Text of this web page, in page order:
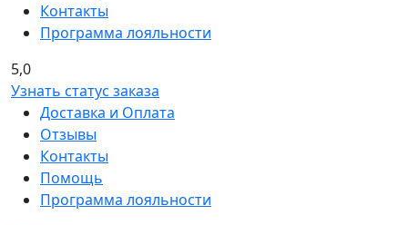
Контакты
Программа лояльности
5,0
Узнать статус заказа
Доставка и Оплата
Отзывы
Контакты
Помощь
Программа лояльности